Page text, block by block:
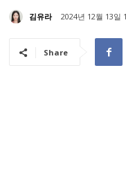
김유라 2024년 12월 13일
Share